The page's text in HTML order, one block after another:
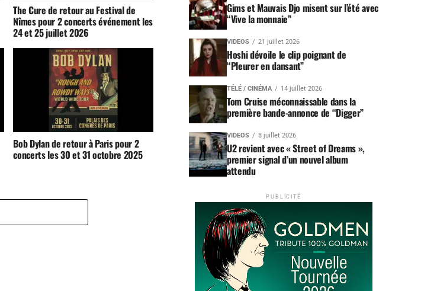
The Cure de retour au Festival de
Nîmes pour 2 concerts événement les
24 et 25 juillet 2026
Bob Dylan de retour à Paris pour 2
concerts les 30 et 31 octobre 2025
Gims et Mauvais Djo misent sur l’été avec
“Vive la monnaie”
VIDEOS 21 juillet 2026
Hoshi dévoile le clip poignant de
“Pleurer en dansant”
TÉLÉ / CINÉMA 14 juillet 2026
Tom Cruise méconnaissable dans la
première bande-annonce de “Digger”
VIDEOS 8 juillet 2026
U2 revient avec « Street of Dreams »,
premier signal d’un nouvel album
attendu
PUBLICITÉ